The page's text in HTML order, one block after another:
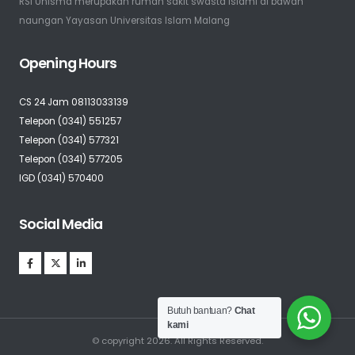
naungan Yayasan Universitas Islam Malang
Opening Hours
CS 24 Jam 08113033139
Telepon (0341) 551257
Telepon (0341) 577321
Telepon (0341) 577205
IGD (0341) 570400
Social Media
© copyright 2026. All Rights Reserved.
Butuh bantuan? Chat
kami